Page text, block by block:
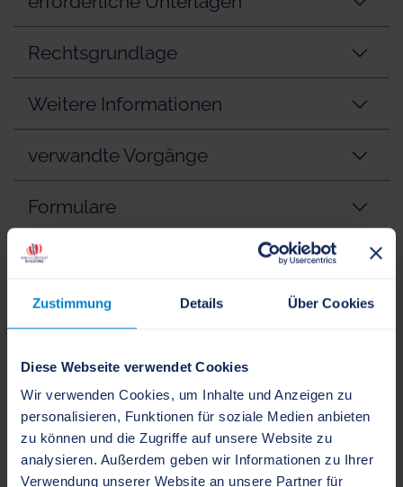
Zustimmung Details Über Cookies
Diese Webseite verwendet Cookies
Wir verwenden Cookies, um Inhalte und Anzeigen zu
personalisieren, Funktionen für soziale Medien anbieten
zu können und die Zugriffe auf unsere Website zu
analysieren. Außerdem geben wir Informationen zu Ihrer
Verwendung unserer Website an unsere Partner für
Rechtsgrundlage
Weitere Informationen
verwandte Vorgänge
Formulare
Einheitlicher Ansprechpartner
+49 431 530550-0
+49 431 530550-99